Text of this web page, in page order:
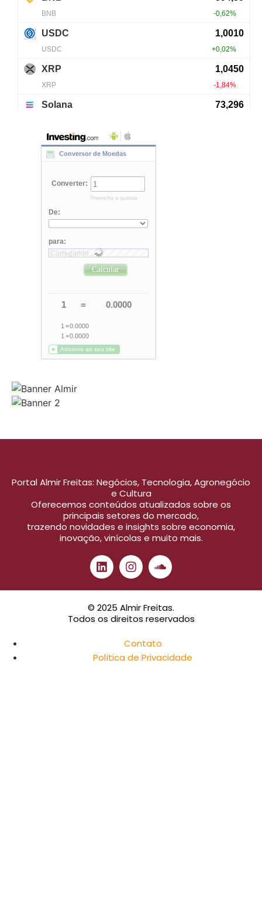
Portal Almir Freitas: Negócios, Tecnologia, Agronegócio
e Cultura
Oferecemos conteúdos atualizados sobre os
principais setores do mercado,
trazendo novidades e insights sobre economia,
inovação, vinícolas e muito mais.
© 2025 Almir Freitas.
Todos os direitos reservados
Contato
Política de Privacidade